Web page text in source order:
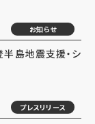
お知らせ
島地震支援・シ
プレスリリース